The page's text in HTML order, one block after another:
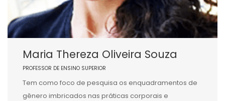
Maria Thereza Oliveira Souza
PROFESSOR DE ENSINO SUPERIOR
Tem como foco de pesquisa os enquadramentos de
gênero imbricados nas práticas corporais e